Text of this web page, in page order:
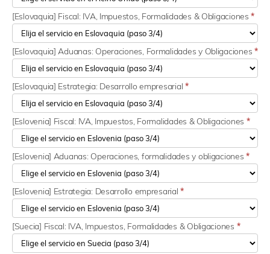
[Eslovaquia] Fiscal: IVA, Impuestos, Formalidades & Obligaciones*
[Eslovaquia] Aduanas: Operaciones, Formalidades y Obligaciones *
[Eslovaquia] Estrategia: Desarrollo empresarial*
[Eslovenia] Fiscal: IVA, Impuestos, Formalidades & Obligaciones *
[Eslovenia] Aduanas: Operaciones, formalidades y obligaciones*
[Eslovenia] Estrategia: Desarrollo empresarial*
[Suecia] Fiscal: IVA, Impuestos, Formalidades & Obligaciones *